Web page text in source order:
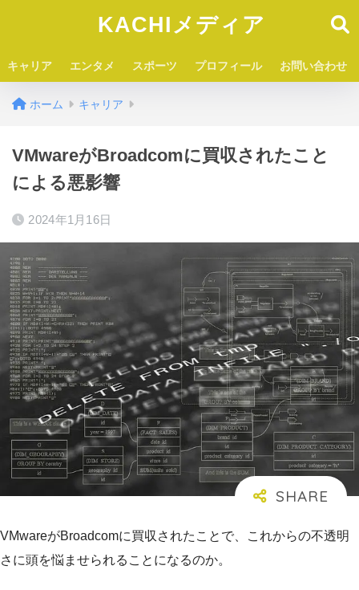
KACHIメディア
キャリア エンタメ スポーツ プロフィール お問い合わせ
ホーム キャリア
VMwareがBroadcomに買収されたこと
による悪影響
2024年1月16日
VMwareがBroadcomに買収されたことで、これからの不透明
さに頭を悩ませられることになるのか。